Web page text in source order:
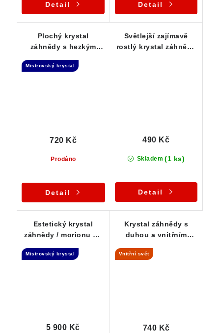
Detail Detail
Plochý krystal
záhnědy s hezkým
Mistrovský krystal
Prodáno
720 Kč
Detail
Světlejší zajímavě
rostlý krystal záhnědy
Skladem (1 ks)
490 Kč
Detail
Estetický krystal
záhnědy / morionu na
Samoléčitel
Mistrovský krystal
5 900 Kč
Krystal záhnědy s
duhou a vnitřním
Elestialu
Vnitřní svět
740 Kč